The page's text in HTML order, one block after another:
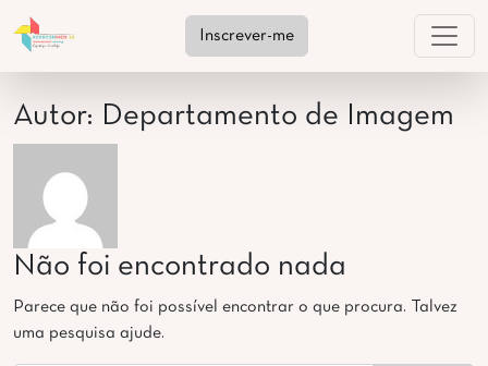
NAVEGAÇÃO PRINCIPAL
Inscrever-me
Autor: Departamento de Imagem
Não foi encontrado nada
Parece que não foi possível encontrar o que procura. Talvez
uma pesquisa ajude.